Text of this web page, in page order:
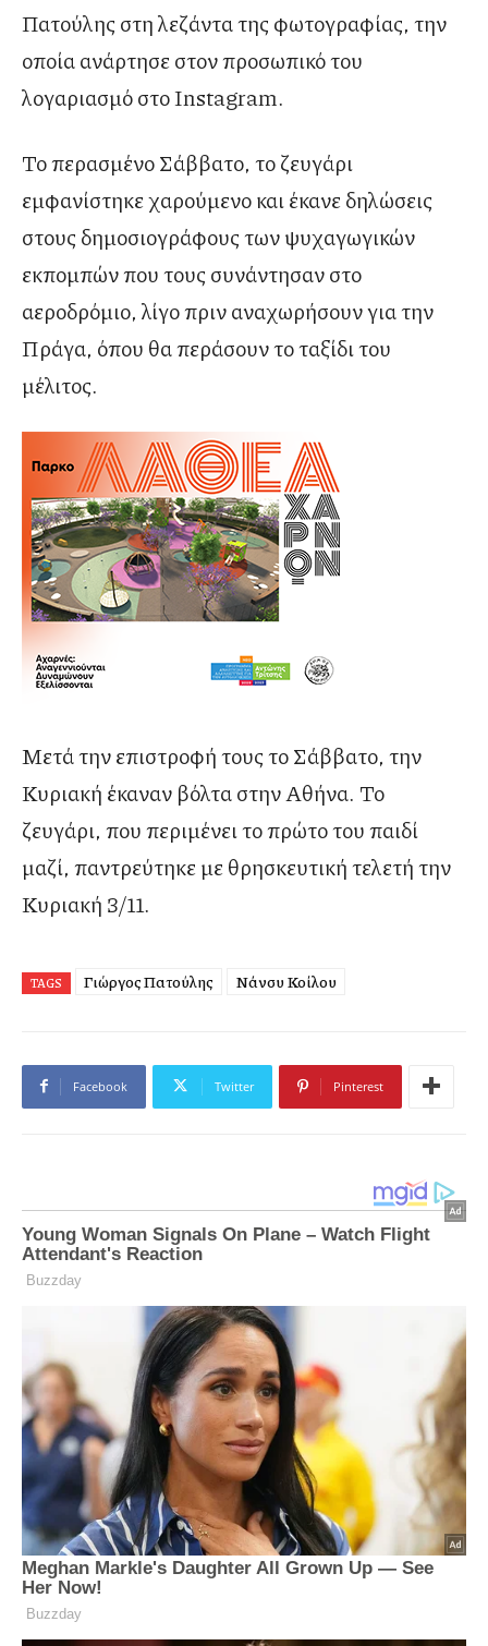
Πατούλης στη λεζάντα της φωτογραφίας, την
οποία ανάρτησε στον προσωπικό του
λογαριασμό στο Instagram.
Το περασμένο Σάββατο, το ζευγάρι
εμφανίστηκε χαρούμενο και έκανε δηλώσεις
στους δημοσιογράφους των ψυχαγωγικών
εκπομπών που τους συνάντησαν στο
αεροδρόμιο, λίγο πριν αναχωρήσουν για την
Πράγα, όπου θα περάσουν το ταξίδι του
μέλιτος.
Μετά την επιστροφή τους το Σάββατο, την
Κυριακή έκαναν βόλτα στην Αθήνα. Το
ζευγάρι, που περιμένει το πρώτο του παιδί
μαζί, παντρεύτηκε με θρησκευτική τελετή την
Κυριακή 3/11.
TAGS Γιώργος Πατούλης Νάνσυ Κοίλου
Facebook Twitter Pinterest